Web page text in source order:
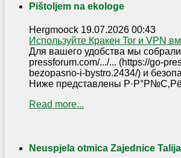
Pištoljem na ekologe
Hergmoock 19.07.2026 00:43
Используйте Кракен Tor и VPN
Для вашего удобства мы
pressforum.com/.../... (https://go-
bezopasno-i-bystro.2434/) и
Ниже представлены
Read more...
Neuspjela otmica Zajednice